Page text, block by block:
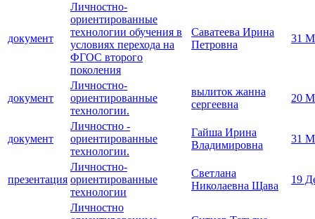
документ
Личностно-
ориентированные
технологии обучения в
условиях перехода на
ФГОС второго
поколения
Саватеева Ирина
Петровна
31
документ
Личностно-
ориентированные
технологии.
вылиток жанна
сергеевна
20
документ
Личностно -
ориентированные
технологии.
Гайша Ирина
Владимировна
31
презентация
Личностно-
ориентированные
технологии
Светлана
Николаевна Щава
19
Личностно